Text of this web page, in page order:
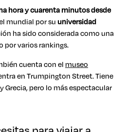
hora y cuarenta minutos desde
mundial por su universidad
ha sido considerada como una
por varios rankings.
cuenta con el museo
en Trumpington Street. Tiene
Grecia, pero lo más espectacular